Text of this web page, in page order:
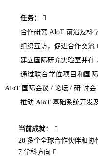
任务：

合作研究 AIoT 前沿及科
组织互访，促进合作交流
建立国际研究实验室并在
通过联合学位项目和国
AIoT 国际会议 / 论坛 / 研 讨会
推动 AIoT 基础系统开发
当前成就：

20 多个全球合作伙伴和协
7 学科方向 